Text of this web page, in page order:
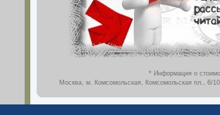
* Информация о
Москва, м. Комсомольская, Комсомольская пл., 6/